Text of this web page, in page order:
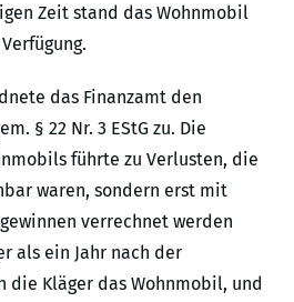
Zeit stand das Wohnmobil
das Finanzamt den
§ 22 Nr. 3 EStG zu. Die
führte zu Verlusten, die
waren, sondern erst mit
verrechnet werden
als ein Jahr nach der
die Kläger das Wohnmobil, und